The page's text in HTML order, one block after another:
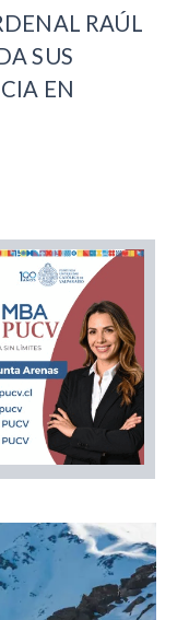
RAÚL
SUS
EN